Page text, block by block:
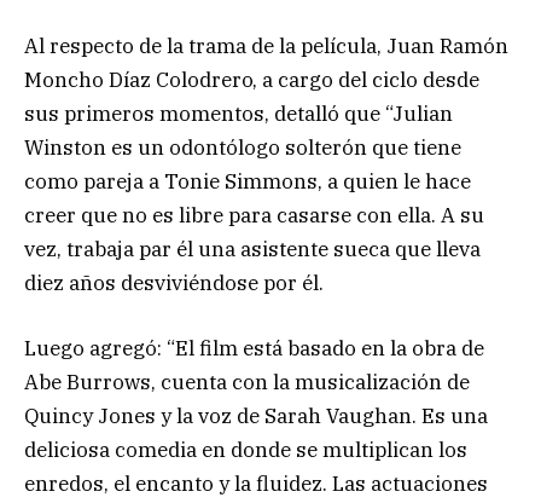
Al respecto de la trama de la película, Juan Ramón
Moncho Díaz Colodrero, a cargo del ciclo desde
sus primeros momentos, detalló que “Julian
Winston es un odontólogo solterón que tiene
como pareja a Tonie Simmons, a quien le hace
creer que no es libre para casarse con ella. A su
vez, trabaja par él una asistente sueca que lleva
diez años desviviéndose por él.
Luego agregó: “El film está basado en la obra de
Abe Burrows, cuenta con la musicalización de
Quincy Jones y la voz de Sarah Vaughan. Es una
deliciosa comedia en donde se multiplican los
enredos, el encanto y la fluidez. Las actuaciones